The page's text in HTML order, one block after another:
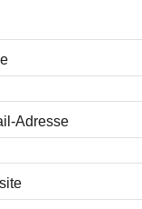
Adresse